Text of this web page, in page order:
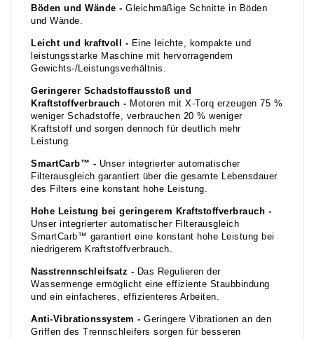
Böden und Wände - Gleichmäßige Schnitte in Böden
und Wände.
Leicht und kraftvoll - Eine leichte, kompakte und
leistungsstarke Maschine mit hervorragendem
Gewichts-/Leistungsverhältnis.
Geringerer Schadstoffausstoß und
Kraftstoffverbrauch - Motoren mit X-Torq erzeugen 75 %
weniger Schadstoffe, verbrauchen 20 % weniger
Kraftstoff und sorgen dennoch für deutlich mehr
Leistung.
SmartCarb™ - Unser integrierter automatischer
Filterausgleich garantiert über die gesamte Lebensdauer
des Filters eine konstant hohe Leistung.
Hohe Leistung bei geringerem Kraftstoffverbrauch -
Unser integrierter automatischer Filterausgleich
SmartCarb™ garantiert eine konstant hohe Leistung bei
niedrigerem Kraftstoffverbrauch.
Nasstrennschleifsatz - Das Regulieren der
Wassermenge ermöglicht eine effiziente Staubbindung
und ein einfacheres, effizienteres Arbeiten.
Anti-Vibrationssystem - Geringere Vibrationen an den
Griffen des Trennschleifers sorgen für besseren